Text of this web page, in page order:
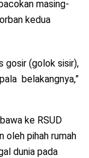
masing-
kedua
gosir (golok sisir),
belakangnya,”
ke RSUD
oleh pihah rumah
dunia pada